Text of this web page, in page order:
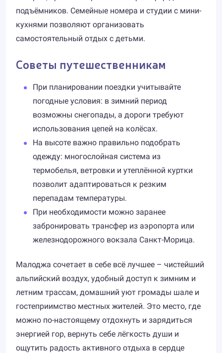
подъёмников. Семейные номера и студии с мини-
кухнями позволяют организовать
самостоятельный отдых с детьми.
Советы путешественникам
При планировании поездки учитывайте
погодные условия: в зимний период
возможны снегопады, а дороги требуют
использования цепей на колёсах.
На высоте важно правильно подобрать
одежду: многослойная система из
термобелья, ветровки и утеплённой куртки
позволит адаптироваться к резким
перепадам температуры.
При необходимости можно заранее
забронировать трансфер из аэропорта или
железнодорожного вокзала Санкт-Морица.
Малоджа сочетает в себе всё лучшее – чистейший
альпийский воздух, удобный доступ к зимним и
летним трассам, домашний уют громады шале и
гостеприимство местных жителей. Это место, где
можно по-настоящему отдохнуть и зарядиться
энергией гор, вернуть себе лёгкость души и
ощутить радость активного отдыха в сердце